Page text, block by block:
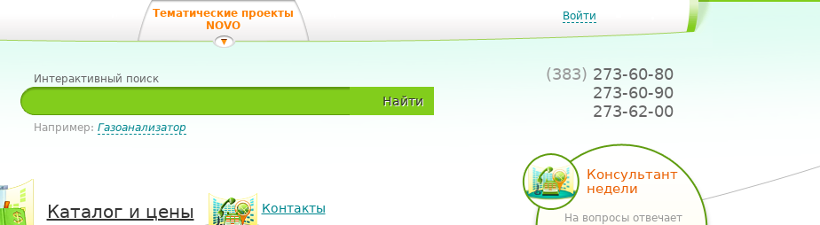
Войти
Тематические проекты
NOVO
Интерактивный поиск
Найти
Например:Газоанализатор
(383) 273-60-80
273-60-90
273-62-00
Каталог и цены Контакты
Консультант
недели
На вопросы отвечает